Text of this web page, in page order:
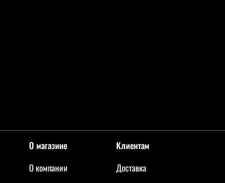
О магазине
О компании
Клиентам
Доставка